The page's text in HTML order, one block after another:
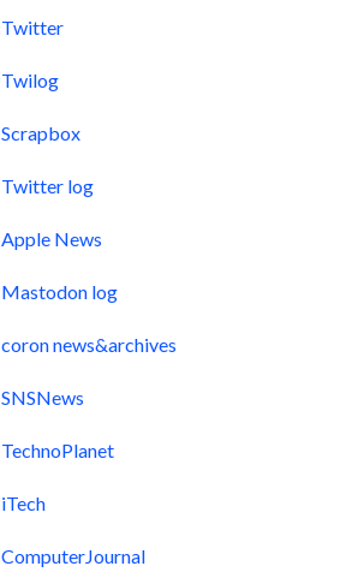
Twitter
Twilog
Scrapbox
Twitter log
Apple News
Mastodon log
coron news&archives
SNSNews
TechnoPlanet
iTech
ComputerJournal